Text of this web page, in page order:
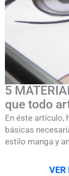
5
que todo
En éste artículo,
básicas
estilo manga y
VER